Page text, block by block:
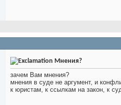
Мнения?
зачем Вам мнения?
мнения в суде не аргумент, и
к юристам, к ссылкам на закон, к